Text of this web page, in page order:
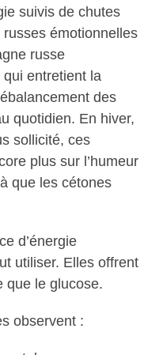
suivis de chutes
émotionnelles
russe
qui entretient la
des
quotidien. En hiver,
sollicité, ces
plus sur l’humeur
que les cétones
d’énergie
utiliser. Elles offrent
que le glucose.
observent :